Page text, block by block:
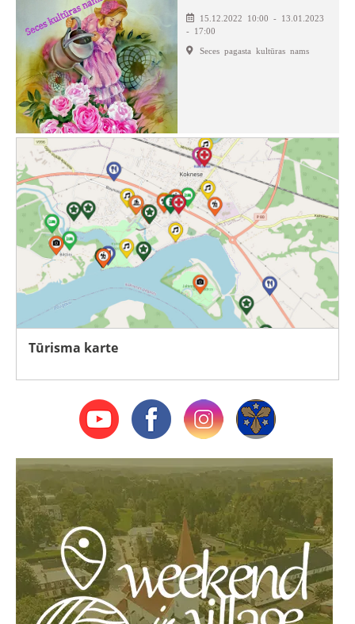
15.12.2022 10:00 - 13.01.2023
- 17:00
Seces pagasta kultūras nams
Tūrisma karte